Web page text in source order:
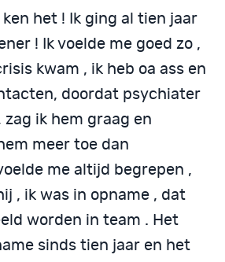
ken het ! Ik ging al tien jaar
! Ik voelde me goed zo ,
kwam , ik heb oa ass en
doordat psychiater
zag ik hem graag en
meer toe dan
me altijd begrepen ,
, ik was in opname , dat
worden in team . Het
sinds tien jaar en het